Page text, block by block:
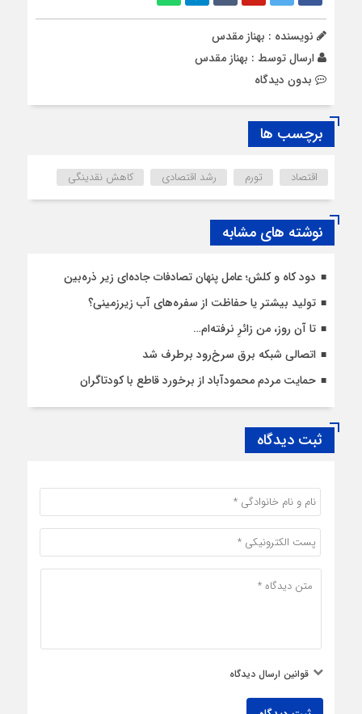
نویسنده : بهناز مقدس
ارسال توسط : بهناز مقدس
بدون دیدگاه
برچسب ها
اقتصاد تورم رشد اقتصادی کاهش نقدینگی
نوشته های مشابه
دود کاه و کلش؛ عامل پنهان تصادفات جاده‌ای زیر ذره‌بین
تولید بیشتر یا حفاظت از سفره‌های آب زیرزمینی؟
تا آن روز، من زائرِ نرفته‌ام…
اتصالی شبکه برق سرخ‌رود برطرف شد
حمایت مردم محمودآباد از برخورد قاطع با کودتاگران
ثبت دیدگاه
قوانین ارسال دیدگاه